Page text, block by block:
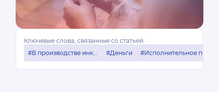
Ключевые слова, связанные со статьей:
#В производстве инкассо
#Деньги